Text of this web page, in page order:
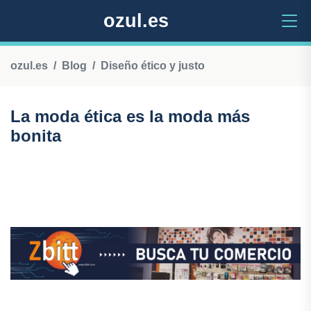
ozul.es
ozul.es Blog Diseño ético y justo
La moda ética es la moda más
bonita